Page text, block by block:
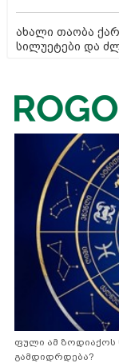
ახალი თაობა
სილუეტები და
ფული ამ ზოდიაქოს
გამდიდრდება?